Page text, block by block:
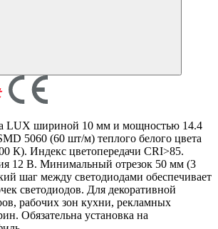
LUX шириной 10 мм и мощностью 14.4
5060 (60 шт/м) теплого белого цвета
К). Индекс цветопередачи CRI>85.
12 В. Минимальный отрезок 50 мм (3
шаг между светодиодами обеспечивает
светодиодов. Для декоративной
рабочих зон кухни, рекламных
Обязательна установка на